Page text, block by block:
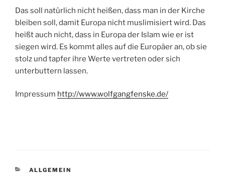
Das soll natürlich nicht heißen, dass man in der Kirche
bleiben soll, damit Europa nicht muslimisiert wird. Das
heißt auch nicht, dass in Europa der Islam wie er ist
siegen wird. Es kommt alles auf die Europäer an, ob sie
stolz und tapfer ihre Werte vertreten oder sich
unterbuttern lassen.
Impressum http://www.wolfgangfenske.de/
KATEGORIEN
ALLGEMEIN